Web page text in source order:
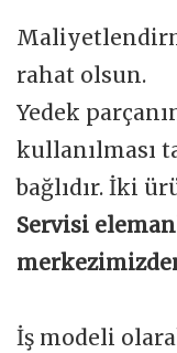
rahat olsun.
Yedek
kullanılması
bağlıdır. İki
Servisi
İş modeli